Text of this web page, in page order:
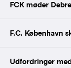
FCK møder
F.C. København
Udfordringer